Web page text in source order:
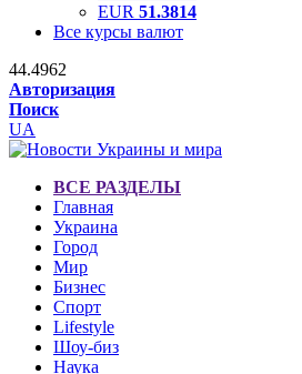
EUR 51.3814
Все курсы валют
44.4962
Авторизация
Поиск
UA
ВСЕ РАЗДЕЛЫ
Главная
Украина
Город
Мир
Бизнес
Спорт
Lifestyle
Шоу-биз
Наука